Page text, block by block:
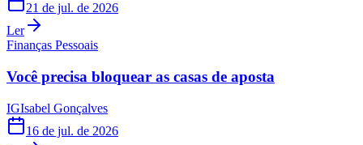
21 de jul. de 2026
Ler
Finanças Pessoais
Você precisa bloquear as casas de aposta
IGIsabel Gonçalves
16 de jul. de 2026